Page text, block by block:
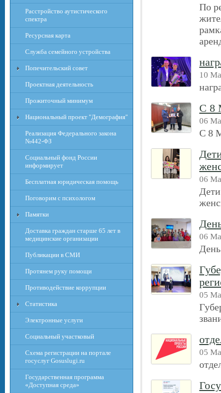
Расcтройство аутистического
спектра
Ресурсная карта
Служба семейного устройства
Попечительский совет
Проектная деятельность
Прожиточный минимум
Национальный проект "Демография"
Реализация Федерального закона
№442-ФЗ
Социальный фонд России
информирует
Бесплатная юридическая помощь
Поговорим с психологом
Памятки
Доставка граждан старше 65 лет в
медицинские организации
Публикации в СМИ
Протянем руку помощи
Противодействие коррупции
Статистика
Электронные услуги
Социальный участковый
Схема регистрации на портале
госуслуг Gosuslugi.ru
Государственная программа
«Доступная среда»
По
10
С 8
06
С 8
06
06
05
05